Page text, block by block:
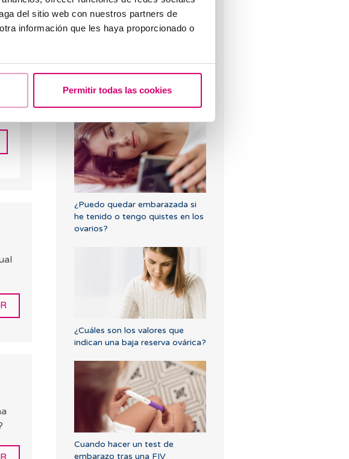
del sitio web con nuestros partners de
información que les haya proporcionado o
Permitir todas las cookies
Flujo marrón: causas, relación
¿Puedo quedar embarazada si
he tenido o tengo quistes en los
ovarios?
¿Cuáles son los valores que
indican una baja reserva ovárica?
Cuando hacer un test de
embarazo tras una FIV